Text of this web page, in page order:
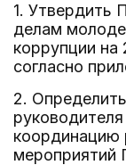
1. Утвердить
делам
коррупции
согласно
2.
координацию
мероприятий